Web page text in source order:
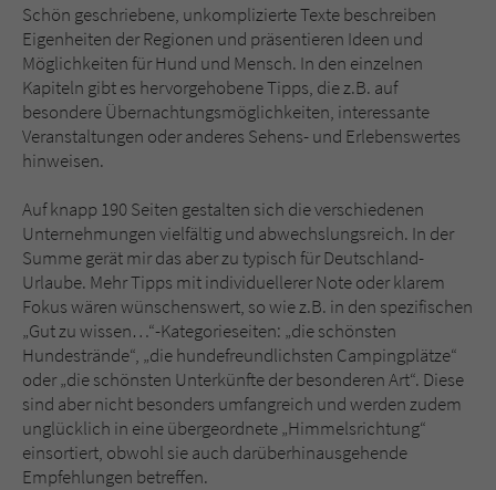
Schön geschriebene, unkomplizierte Texte beschreiben
Eigenheiten der Regionen und präsentieren Ideen und
Möglichkeiten für Hund und Mensch. In den einzelnen
Kapiteln gibt es hervorgehobene Tipps, die z.B. auf
besondere Übernachtungsmöglichkeiten, interessante
Veranstaltungen oder anderes Sehens- und Erlebenswertes
hinweisen.
Auf knapp 190 Seiten gestalten sich die verschiedenen
Unternehmungen vielfältig und abwechslungsreich. In der
Summe gerät mir das aber zu typisch für Deutschland-
Urlaube. Mehr Tipps mit individuellerer Note oder klarem
Fokus wären wünschenswert, so wie z.B. in den spezifischen
„Gut zu wissen…“-Kategorieseiten: „die schönsten
Hundestrände“, „die hundefreundlichsten Campingplätze“
oder „die schönsten Unterkünfte der besonderen Art“. Diese
sind aber nicht besonders umfangreich und werden zudem
unglücklich in eine übergeordnete „Himmelsrichtung“
einsortiert, obwohl sie auch darüberhinausgehende
Empfehlungen betreffen.